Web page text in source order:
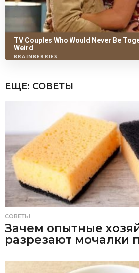
ЕЩЕ: СОВЕТЫ
СОВЕТЫ
Зачем опытные
разрезают мочалки